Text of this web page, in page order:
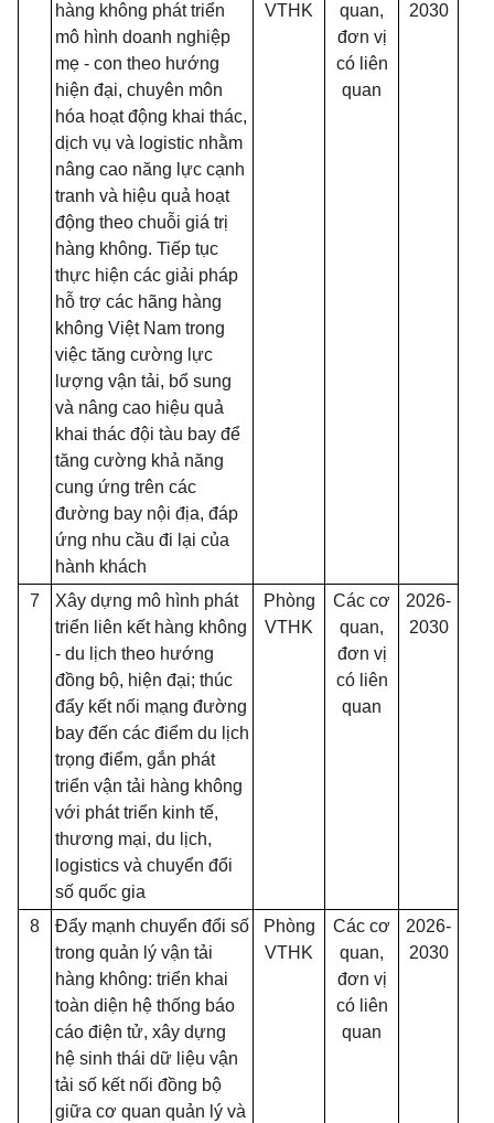
hàng không phát triển
mô hình doanh nghiệp
mẹ - con theo hướng
hiện đại, chuyên môn
hóa hoạt động khai thác,
dịch vụ và logistic nhằm
nâng cao năng lực cạnh
tranh và hiệu quả hoạt
động theo chuỗi giá trị
hàng không. Tiếp tục
thực hiện các giải pháp
hỗ trợ các hãng hàng
không Việt Nam trong
việc tăng cường lực
lượng vận tải, bổ sung
và nâng cao hiệu quả
khai thác đội tàu bay để
tăng cường khả năng
cung ứng trên các
đường bay nội địa, đáp
ứng nhu cầu đi lại của
hành khách
VTHK
quan,
đơn vị
có liên
quan
2030
7
Xây dựng mô hình phát
triển liên kết hàng không
- du lịch theo hướng
đồng bộ, hiện đại; thúc
đẩy kết nối mạng đường
bay đến các điểm du lịch
trọng điểm, gắn phát
triển vận tải hàng không
với phát triển kinh tế,
thương mại, du lịch,
logistics và chuyển đổi
số quốc gia
Phòng
VTHK
Các cơ
quan,
đơn vị
có liên
quan
2026-
2030
8
Đẩy mạnh chuyển đổi số
trong quản lý vận tải
hàng không: triển khai
toàn diện hệ thống báo
cáo điện tử, xây dựng
hệ sinh thái dữ liệu vận
tải số kết nối đồng bộ
giữa cơ quan quản lý và
Phòng
VTHK
Các cơ
quan,
đơn vị
có liên
quan
2026-
2030